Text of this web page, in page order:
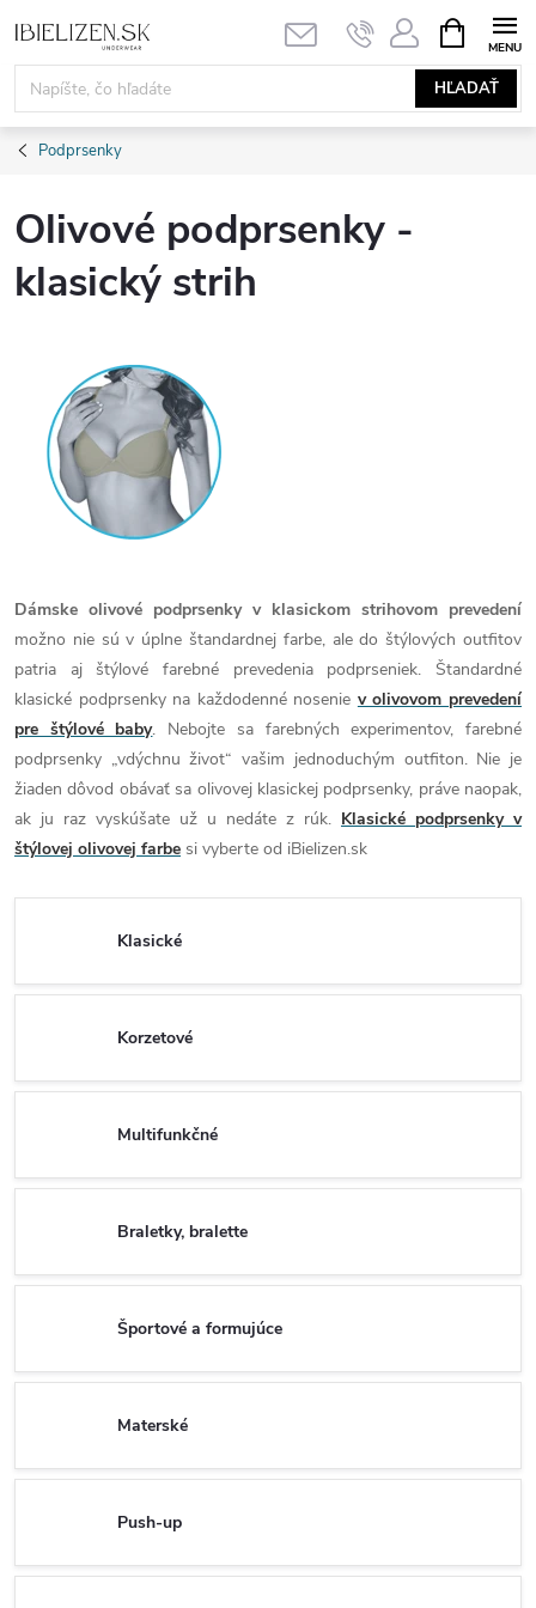
na
obsah
HĽADAŤ
KOŠÍK
Podprsenky
Olivové podprsenky -
klasický strih
Dámske olivové podprsenky v klasickom strihovom prevedení
možno nie sú v úplne štandardnej farbe, ale do štýlových outfitov
patria aj štýlové farebné prevedenia podprseniek. Štandardné
klasické podprsenky na každodenné nosenie v olivovom prevedení
pre štýlové baby. Nebojte sa farebných experimentov, farebné
podprsenky „vdýchnu život“ vašim jednoduchým outfiton. Nie je
žiaden dôvod obávať sa olivovej klasickej podprsenky, práve naopak,
ak ju raz vyskúšate už u nedáte z rúk. Klasické podprsenky v
štýlovej olivovej farbe si vyberte od iBielizen.sk
Klasické
Korzetové
Multifunkčné
Braletky, bralette
Športové a formujúce
Materské
Push-up